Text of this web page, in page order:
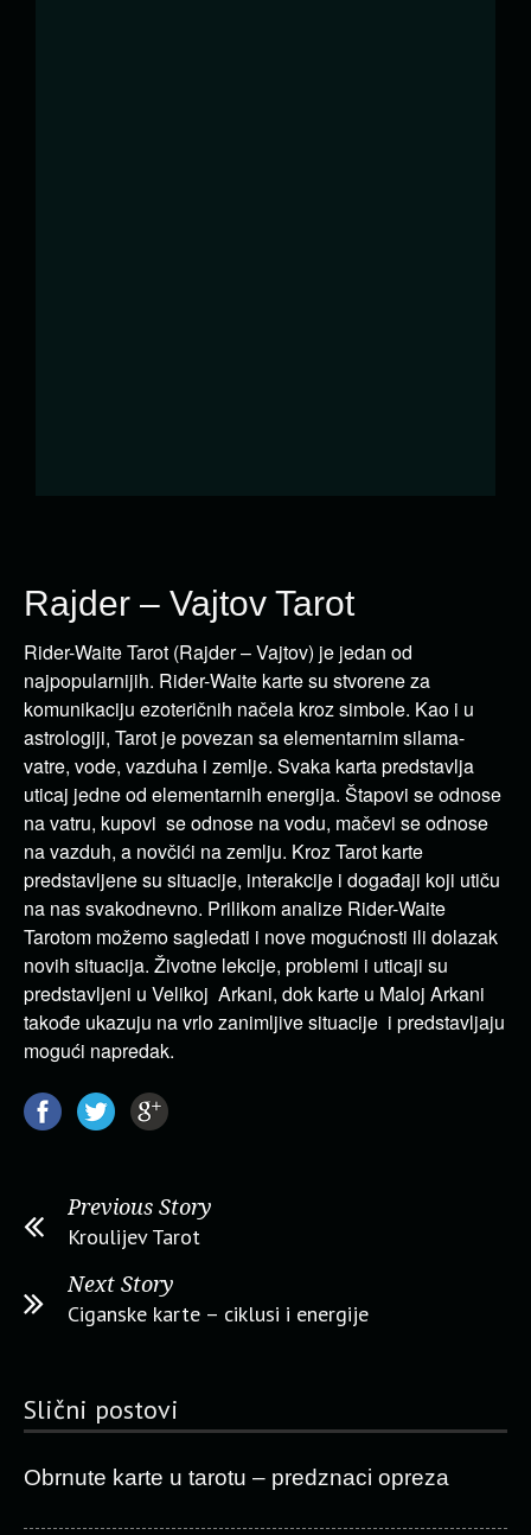
Rajder – Vajtov Tarot
Rider-Waite Tarot (Rajder – Vajtov) je jedan od
najpopularnijih. Rider-Waite karte su stvorene za
komunikaciju ezoteričnih načela kroz simbole. Kao i u
astrologiji, Tarot je povezan sa elementarnim silama-
vatre, vode, vazduha i zemlje. Svaka karta predstavlja
uticaj jedne od elementarnih energija. Štapovi se odnose
na vatru, kupovi se odnose na vodu, mačevi se odnose
na vazduh, a novčići na zemlju. Kroz Tarot karte
predstavljene su situacije, interakcije i događaji koji utiču
na nas svakodnevno. Prilikom analize Rider-Waite
Tarotom možemo sagledati i nove mogućnosti ili dolazak
novih situacija. Životne lekcije, problemi i uticaji su
predstavljeni u Velikoj Arkani, dok karte u Maloj Arkani
takođe ukazuju na vrlo zanimljive situacije i predstavljaju
mogući napredak.
Previous Story
Kroulijev Tarot
Next Story
Ciganske karte – ciklusi i energije
Slični postovi
Obrnute karte u tarotu – predznaci opreza